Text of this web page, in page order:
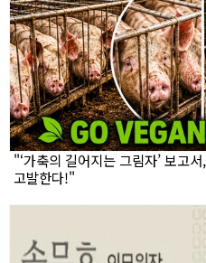
"‘가축의 길어지는 그림자’ 보고
고발한다!"